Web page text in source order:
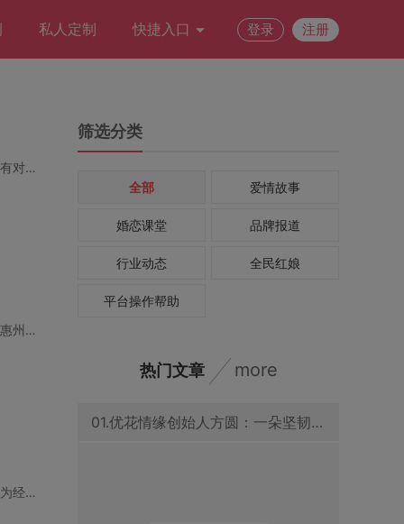
私人定制 快捷入口 登录 注册
在美丽的侨乡江门，许多单身人士虽然享受着城市的悠闲与便利，却也常常面临一个烦恼：没有对象。
惠州，这座以自然风光和文化底蕴著称的城市，为恋爱中的人们提供了无限可能。如果你正在惠州寻找
【中山日报】近年来，中山市的未婚青年数量持续增长，这一现象引发了社会的广泛关注。作为经济发
筛选分类
全部 爱情故事
婚恋课堂 品牌报道
行业动态 全民红娘
平台操作帮助
热门文章 more
01.优花情缘创始人方圆：一朵坚韧之花，在婚恋交友领域绽放